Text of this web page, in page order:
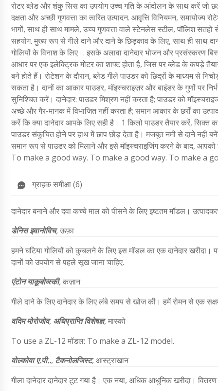
रोटर ब्लेड और शंकु सिस का उपयोग उच्च गति के आंदोलन के साथ करें जो
दक्षता और अच्छी गुणवत्ता का त्वरित उत्पादन. आवृत्ति विनियमन, समायोज्य
भागों, साथ ही साथ मामले, उच्च गुणवत्ता वाले स्टेनलेस स्टील, पॉलिश
सहयोग. मुख्य रूप से गीले दाने और दाने के छिड़काव के लिए, साथ ही साथ
गोलियों के विनाश के लिए।. इसके अलावा दानेदार भोजन और प्रसंस्करण
आधार पर एक इलेक्ट्रिक मोटर का शाफ्ट होता है, जिस पर ब्लेड के कपड़े
बने होते हैं। रोटेशन के दौरान, ब्लेड गीले पाउडर को छिद्रों के माध्यम से
सकता है। दानों का आकार पाउडर, मॉइस्चराइज़र और बाइंडर के गुणों पर
सुनिश्चित करें। दानेदार: पाउडर मिश्रण नहीं करता है; पाउडर को
अच्छे और गैर-मानक में विभाजित नहीं करता है; समान आकार के छर्रों का
करें कि क्या दानेदार आपके लिए सही है। 1 किलो पाउडर तैयार करें, सिक्त
पाउडर संकुचित होने पर हाथ में छाप छोड़ देता है। मजबूत नमी से दाने
समान रूप से पाउडर को मिलाने और इसे मॉइस्चराइजिंग करने के बाद, आपको
To make a good way. To make a good way. To make a
ग्राहक समीक्षा (6)
दानेदार बनाने और दवा कच्चे माल को पीसने के लिए इष्टतम मॉडल।
डेनिस इवानोविच,ऊफ़ा
हमने घटिया गोलियों को कुचलने के लिए इस मॉडल का एक दानेदार
दानों को उपयोग से पहले सूख जाना चाहिए.
एंटोन याकूबोव्स्की,कज़ान
गीले दाने के लिए दानेदार के लिए लंबे समय से खोज की। हमें रोमन से एक
वदिम मोरोजोव, अधिप्राप्ति विशेषज्ञ, मास्को
To use a ZL-12 मॉडल: To make a ZL-12 model.
वोल्कोवा ए.पी.., टैकनोलजिस्ट, आस्ट्राखान
गीला दानेदार दानेदार टूट गया है। एक नया, अधिक आधुनिक खरीदा।